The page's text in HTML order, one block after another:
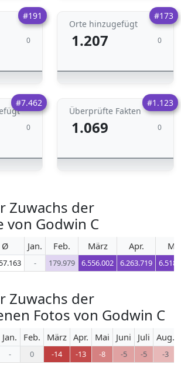
#191
0
#173
Orte hinzugefügt
1.207 0
#7.462
0
#1.123
Überprüfte Fakten
1.069 0
Zuwachs der
von Godwin C
Ø Jan. Feb. März Apr.
- 179.979 6.556.002 6.263.719
Zuwachs der
Fotos von Godwin C
Jan. Feb. März Apr. Mai Juni Juli Aug.
- 0 -14 -13 -8 -5 -5 -3